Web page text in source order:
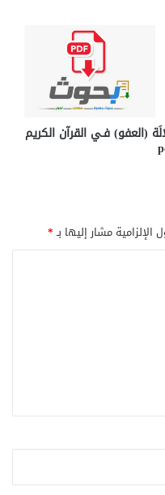
(العفو) فـي القرآن الكريم
الإلزامية مشار إليها بـ*